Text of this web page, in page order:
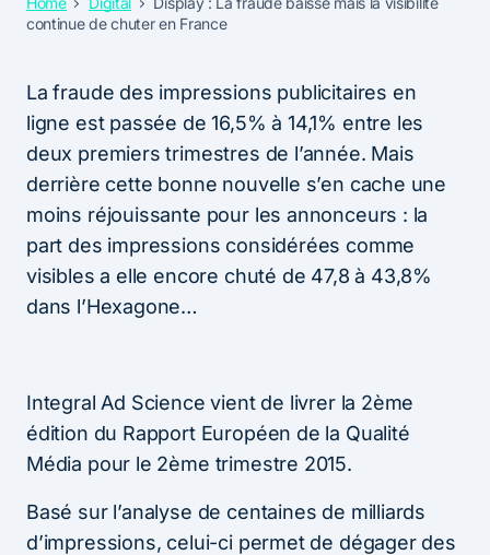
continue de chuter en France
La fraude des impressions publicitaires en
ligne est passée de 16,5% à 14,1% entre les
deux premiers trimestres de l’année. Mais
derrière cette bonne nouvelle s’en cache une
moins réjouissante pour les annonceurs : la
part des impressions considérées comme
visibles a elle encore chuté de 47,8 à 43,8%
dans l’Hexagone…
Integral Ad Science vient de livrer la 2ème
édition du Rapport Européen de la Qualité
Média pour le 2ème trimestre 2015.
Basé sur l’analyse de centaines de milliards
d’impressions, celui-ci permet de dégager des